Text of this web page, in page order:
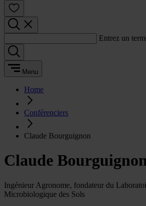
Entrez un
Menu
Home
Conférenciers
Claude Bourguignon
Claude
Ingénieur Agronome, fondateur du
Microbiologique des Sols